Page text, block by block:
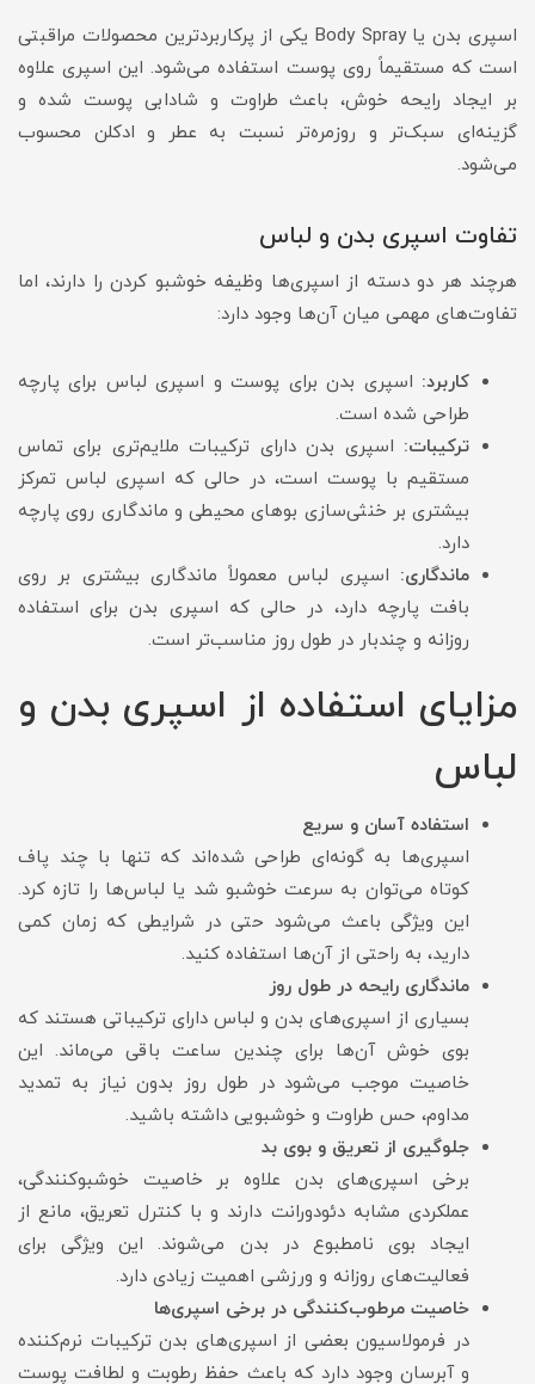
اسپری بدن یا Body Spray یکی از پرکاربردترین محصولات مراقبتی
است که مستقیماً روی پوست استفاده می‌شود. این اسپری علاوه
بر ایجاد رایحه خوش، باعث طراوت و شادابی پوست شده و
گزینه‌ای سبک‌تر و روزمره‌تر نسبت به عطر و ادکلن محسوب
می‌شود.
تفاوت اسپری بدن و لباس
هرچند هر دو دسته از اسپری‌ها وظیفه خوشبو کردن را دارند، اما
تفاوت‌های مهمی میان آن‌ها وجود دارد:
کاربرد: اسپری بدن برای پوست و اسپری لباس برای پارچه
طراحی شده است.
ترکیبات: اسپری بدن دارای ترکیبات ملایم‌تری برای تماس
مستقیم با پوست است، در حالی که اسپری لباس تمرکز
بیشتری بر خنثی‌سازی بوهای محیطی و ماندگاری روی پارچه
دارد.
ماندگاری: اسپری لباس معمولاً ماندگاری بیشتری بر روی
بافت پارچه دارد، در حالی که اسپری بدن برای استفاده
روزانه و چندبار در طول روز مناسب‌تر است.
مزایای استفاده از اسپری بدن و
لباس
استفاده آسان و سریع
اسپری‌ها به گونه‌ای طراحی شده‌اند که تنها با چند پاف
کوتاه می‌توان به سرعت خوشبو شد یا لباس‌ها را تازه کرد.
این ویژگی باعث می‌شود حتی در شرایطی که زمان کمی
دارید، به راحتی از آن‌ها استفاده کنید.
ماندگاری رایحه در طول روز
بسیاری از اسپری‌های بدن و لباس دارای ترکیباتی هستند که
بوی خوش آن‌ها برای چندین ساعت باقی می‌ماند. این
خاصیت موجب می‌شود در طول روز بدون نیاز به تمدید
مداوم، حس طراوت و خوشبویی داشته باشید.
جلوگیری از تعریق و بوی بد
برخی اسپری‌های بدن علاوه بر خاصیت خوشبوکنندگی،
عملکردی مشابه دئودورانت دارند و با کنترل تعریق، مانع از
ایجاد بوی نامطبوع در بدن می‌شوند. این ویژگی برای
فعالیت‌های روزانه و ورزشی اهمیت زیادی دارد.
خاصیت مرطوب‌کنندگی در برخی اسپری‌ها
در فرمولاسیون بعضی از اسپری‌های بدن ترکیبات نرم‌کننده
و آبرسان وجود دارد که باعث حفظ رطوبت و لطافت پوست